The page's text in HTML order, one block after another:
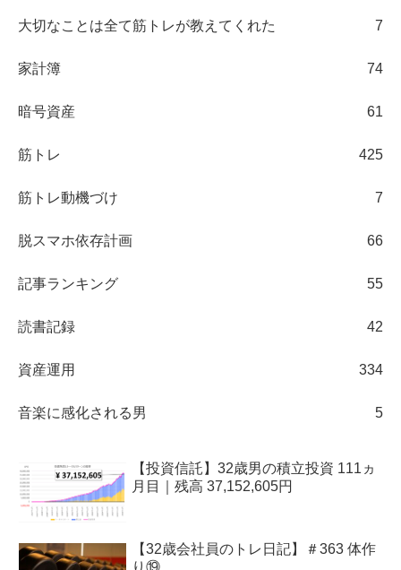
大切なことは全て筋トレが教えてくれた 7
家計簿 74
暗号資産 61
筋トレ 425
筋トレ動機づけ 7
脱スマホ依存計画 66
記事ランキング 55
読書記録 42
資産運用 334
音楽に感化される男 5
【投資信託】32歳男の積立投資 111ヵ
月目｜残高 37,152,605円
【32歳会社員のトレ日記】＃363 体作